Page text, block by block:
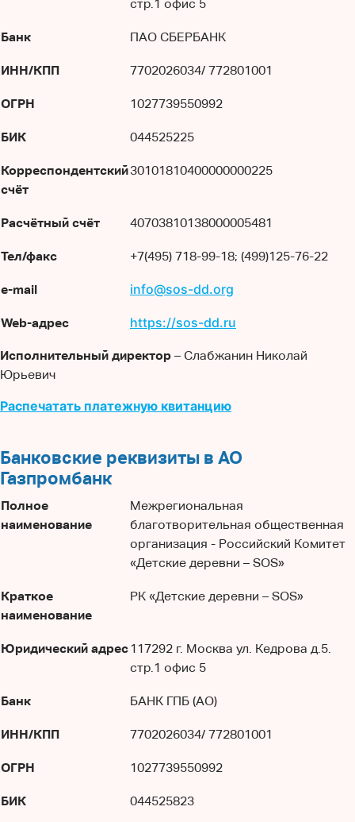
стр.1 офис 5
Банк ПАО СБЕРБАНК
ИНН/КПП 7702026034/ 772801001
ОГРН 1027739550992
БИК 044525225
Корреспондентский
счёт
30101810400000000225
Расчётный счёт 40703810138000005481
Тел/факс +7(495) 718-99-18; (499)125-76-22
e-mail info@sos-dd.org
Web-адрес https://sos-dd.ru
Исполнительный директор – Слабжанин Николай
Юрьевич
Распечатать платежную квитанцию
Банковские реквизиты в АО
Газпромбанк
Полное
наименование
Межрегиональная
благотворительная общественная
организация - Российский Комитет
«Детские деревни – SOS»
Краткое
наименование
РК «Детские деревни – SOS»
Юридический адрес117292 г. Москва ул. Кедрова д.5.
стр.1 офис 5
Банк БАНК ГПБ (АО)
ИНН/КПП 7702026034/ 772801001
ОГРН 1027739550992
БИК 044525823